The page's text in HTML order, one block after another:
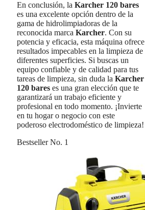
En conclusión, la Karcher 120 bares
es una excelente opción dentro de la
gama de hidrolimpiadoras de la
reconocida marca Karcher. Con su
potencia y eficacia, esta máquina ofrece
resultados impecables en la limpieza de
diferentes superficies. Si buscas un
equipo confiable y de calidad para tus
tareas de limpieza, sin duda la Karcher
120 bares es una gran elección que te
garantizará un trabajo eficiente y
profesional en todo momento. ¡Invierte
en tu hogar o negocio con este
poderoso electrodoméstico de limpieza!
Bestseller No. 1